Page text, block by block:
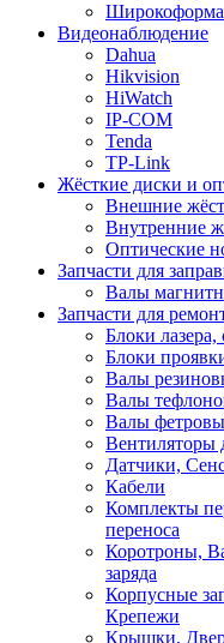
Видеонаблюдение
Dahua
Hikvision
HiWatch
IP-COM
Tenda
TP-Link
Жёсткие диски и
Внешние
Внутренние
Оптические
Запчасти для
Валы
Запчасти для
Блоки
Блоки
Валы
Валы
Валы
Вентиляторы
Датчики,
Кабели
Комплекты
переноса
Коротроны,
заряда
Корпусные
Крепежи
Крышки,